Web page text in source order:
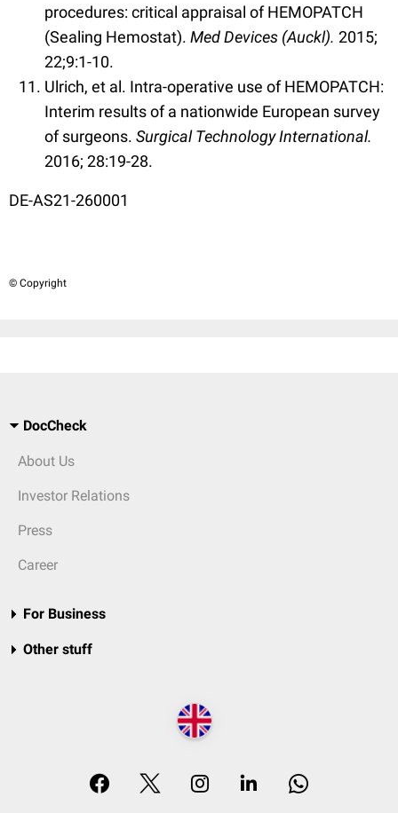
procedures: critical appraisal of HEMOPATCH
(Sealing Hemostat). Med Devices (Auckl). 2015;
22;9:1-10.
Ulrich, et al. Intra-operative use of HEMOPATCH:
Interim results of a nationwide European survey
of surgeons. Surgical Technology International.
2016; 28:19-28.
DE-AS21-260001
© Copyright
DocCheck
About Us
Investor Relations
Press
Career
For Business
Other stuff